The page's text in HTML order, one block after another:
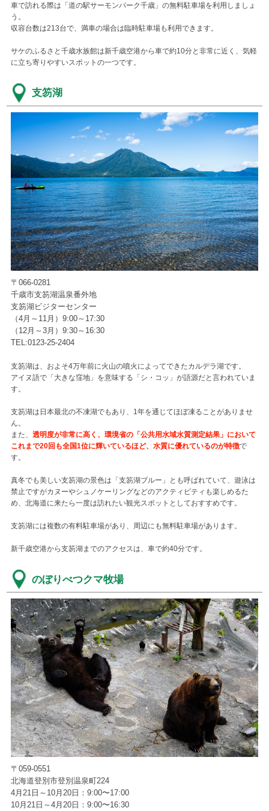
車で訪れる際は「道の駅サーモンパーク千歳」の無料駐車場を利用しましょ
う。
収容台数は213台で、満車の場合は臨時駐車場も利用できます。
サケのふるさと千歳水族館は新千歳空港から車で約10分と非常に近く、気軽
に立ち寄りやすいスポットの一つです。
支笏湖
〒066-0281
千歳市支笏湖温泉番外地
支笏湖ビジターセンター
（4月～11月）9:00～17:30
（12月～3月）9:30～16:30
TEL:0123-25-2404
支笏湖は、およそ4万年前に火山の噴火によってできたカルデラ湖です。
アイヌ語で「大きな窪地」を意味する「シ・コッ」が語源だと言われていま
す。
支笏湖は日本最北の不凍湖でもあり、1年を通じてほぼ凍ることがありませ
ん。
また、 透明度が非常に高く、環境省の「公共用水域水質測定結果」において
これまで20回も全国1位に輝いているほど、水質に優れているのが特徴で
す。
真冬でも美しい支笏湖の景色は「支笏湖ブルー」とも呼ばれていて、遊泳は
禁止ですがカヌーやシュノケーリングなどのアクティビティも楽しめるた
め、北海道に来たら一度は訪れたい観光スポットとしておすすめです。
支笏湖には複数の有料駐車場があり、周辺にも無料駐車場があります。
新千歳空港から支笏湖までのアクセスは、車で約40分です。
のぼりべつクマ牧場
〒059-0551
北海道登別市登別温泉町224
4月21日～10月20日：9:00〜17:00
10月21日～4月20日：9:00〜16:30